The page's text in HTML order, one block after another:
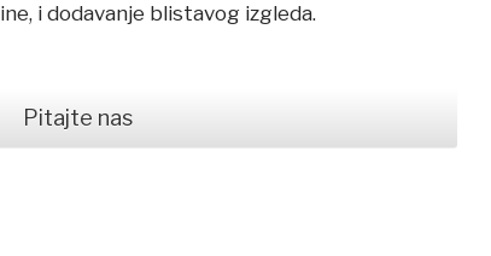
i dodavanje blistavog izgleda.
Pitajte nas